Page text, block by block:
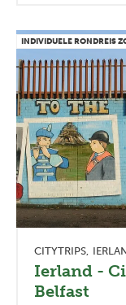
INDIVIDUELE RONDREIS
CITYTRIPS
Ierland -
Belfast
Previous